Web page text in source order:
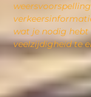
wat je nodig
veelzijdigheid te